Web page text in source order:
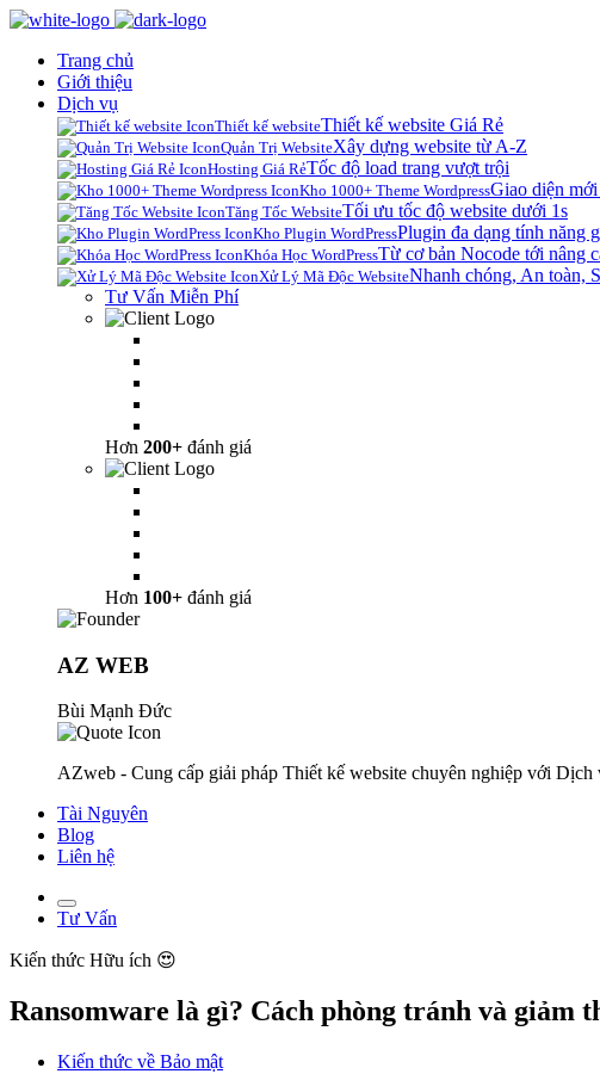
Trang chủ
Giới thiệu
Dịch vụ
Thiết kế websiteThiết kế website Giá Rẻ
Quản Trị WebsiteXây dựng website từ A-Z
Hosting Giá RẻTốc độ load trang vượt trội
Kho 1000+ Theme WordpressGiao diện
Tăng Tốc WebsiteTối ưu tốc độ website dưới 1s
Kho Plugin WordPressPlugin đa dạng tính năng
Khóa Học WordPressTừ cơ bản Nocode tới nâng
Xử Lý Mã Độc WebsiteNhanh chóng, An toàn,
Tư Vấn Miễn Phí
Hơn 200+ đánh giá
Hơn 100+ đánh giá
AZ WEB
Bùi Mạnh Đức
AZweb - Cung cấp giải pháp Thiết kế website chuyên nghiệp với
Tài Nguyên
Blog
Liên hệ
Tư Vấn
Kiến thức Hữu ích 😍
Ransomware là gì? Cách phòng tránh và giảm
Kiến thức về Bảo mật